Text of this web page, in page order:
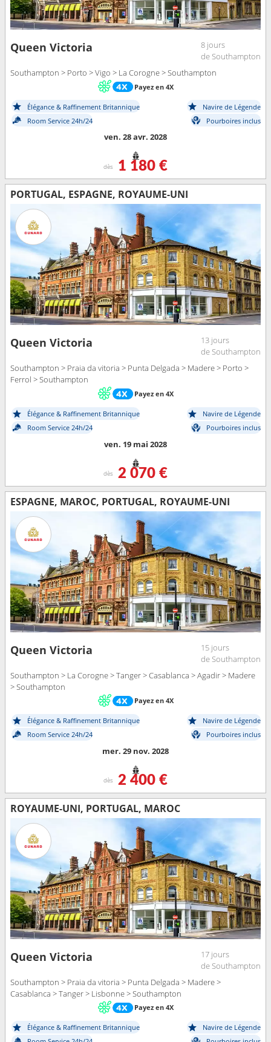
Queen Victoria
8 jours
de Southampton
Southampton > Porto > Vigo > La Corogne > Southampton
Payez en 4X
Élégance & Raffinement Britannique
Navire de Légende
Room Service 24h/24
Pourboires inclus
ven. 28 avr. 2028
dès 1 180 €
PORTUGAL, ESPAGNE, ROYAUME-UNI
Queen Victoria
13 jours
de Southampton
Southampton > Praia da vitoria > Punta Delgada > Madere > Porto >
Ferrol > Southampton
Payez en 4X
Élégance & Raffinement Britannique
Navire de Légende
Room Service 24h/24
Pourboires inclus
ven. 19 mai 2028
dès 2 070 €
ESPAGNE, MAROC, PORTUGAL, ROYAUME-UNI
Queen Victoria
15 jours
de Southampton
Southampton > La Corogne > Tanger > Casablanca > Agadir > Madere
> Southampton
Payez en 4X
Élégance & Raffinement Britannique
Navire de Légende
Room Service 24h/24
Pourboires inclus
mer. 29 nov. 2028
dès 2 400 €
ROYAUME-UNI, PORTUGAL, MAROC
Queen Victoria
17 jours
de Southampton
Southampton > Praia da vitoria > Punta Delgada > Madere >
Casablanca > Tanger > Lisbonne > Southampton
Payez en 4X
Élégance & Raffinement Britannique
Navire de Légende